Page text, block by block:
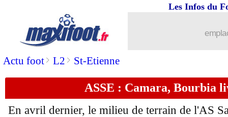
Actu foot> L2 > St-Etienne
Les Infos du
ASSE : Camara, Bourbia
En avril dernier, le milieu de terrain de l'AS
Amical : le Brésil déroule, doublé
02/06 Bayern: Müller incite Lewandowski
02/06 Argentine: Di Maria répond à